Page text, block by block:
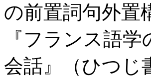
の前置詞句外置
『フランス語
会話』（ひつじ